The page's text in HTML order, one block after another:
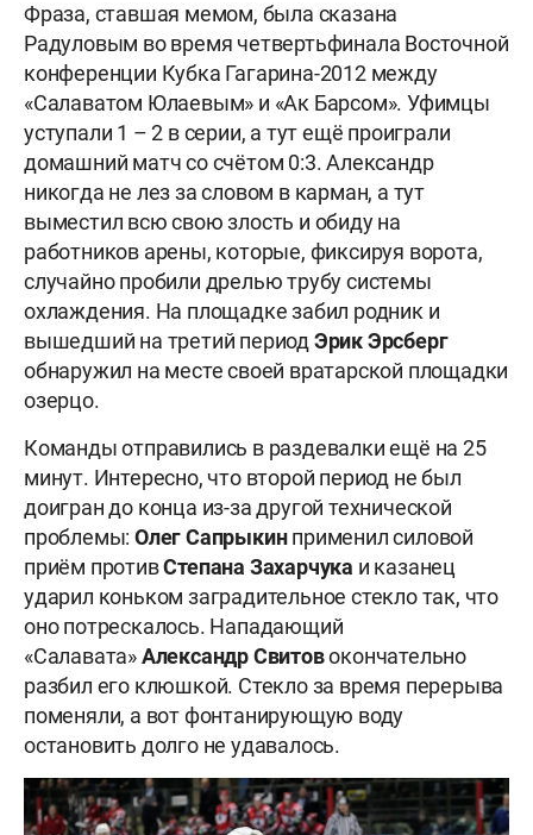
Фраза, ставшая мемом, была сказана
Радуловым во время четвертьфинала Восточной
конференции Кубка Гагарина-2012 между
«Салаватом Юлаевым» и «Ак Барсом». Уфимцы
уступали 1 – 2 в серии, а тут ещё проиграли
домашний матч со счётом 0:3. Александр
никогда не лез за словом в карман, а тут
выместил всю свою злость и обиду на
работников арены, которые, фиксируя ворота,
случайно пробили дрелью трубу системы
охлаждения. На площадке забил родник и
вышедший на третий периодЭрикЭрсберг
обнаружил на месте своей вратарской площадки
озерцо.
Команды отправились в раздевалки ещё на 25
минут. Интересно, что второй период не был
доигран до конца из-за другой технической
проблемы: Олег Сапрыкинприменил силовой
приём противСтепана Захарчука и казанец
ударил коньком заградительное стекло так, что
оно потрескалось. Нападающий
«Салавата»Александр Свитовокончательно
разбил его клюшкой. Стекло за время перерыва
поменяли, а вот фонтанирующую воду
остановить долго не удавалось.